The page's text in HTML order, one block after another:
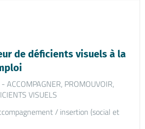
de déficients visuels à la
ACCOMPAGNER, PROMOUVOIR,
VISUELS
/ insertion (social et